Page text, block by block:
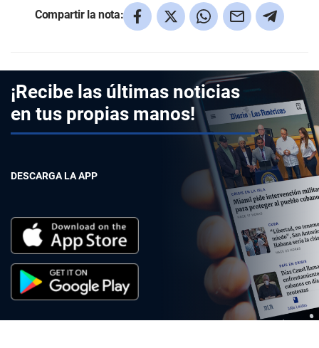
Compartir la nota:
¡Recibe las últimas noticias
en tus propias manos!
DESCARGA LA APP